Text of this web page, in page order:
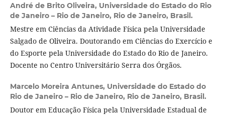
André de Brito Oliveira, Universidade do Estado do Rio
de Janeiro – Rio de Janeiro, Rio de Janeiro, Brasil.
Mestre em Ciências da Atividade Física pela Universidade
Salgado de Oliveira. Doutorando em Ciências do Exercício e
do Esporte pela Universidade do Estado do Rio de Janeiro.
Docente no Centro Universitário Serra dos Órgãos.
Marcelo Moreira Antunes, Universidade do Estado do
Rio de Janeiro – Rio de Janeiro, Rio de Janeiro, Brasil.
Doutor em Educação Física pela Universidade Estadual de